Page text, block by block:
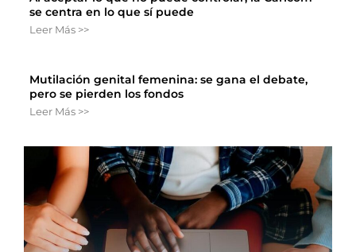
se centra en lo que sí puede
Leer Más >>
Mutilación genital femenina: se gana el debate,
pero se pierden los fondos
Leer Más >>